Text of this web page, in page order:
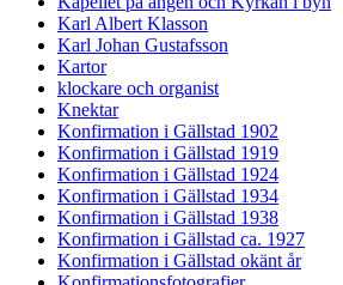
Karl Albert Klasson
Karl Johan Gustafsson
Kartor
klockare och organist
Knektar
Konfirmation i Gällstad 1902
Konfirmation i Gällstad 1919
Konfirmation i Gällstad 1924
Konfirmation i Gällstad 1934
Konfirmation i Gällstad 1938
Konfirmation i Gällstad ca. 1927
Konfirmation i Gällstad okänt år